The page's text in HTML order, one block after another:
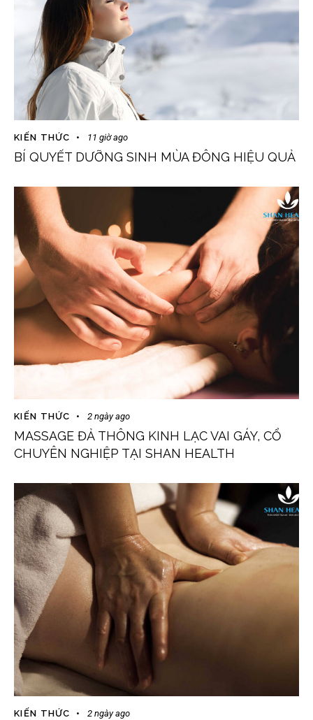
KIẾN THỨC 11 giờ ago
BÍ QUYẾT DƯỠNG SINH MÙA ĐÔNG HIỆU QUẢ
KIẾN THỨC 2 ngày ago
MASSAGE ĐẢ THÔNG KINH LẠC VAI GÁY, CỔ
CHUYÊN NGHIỆP TẠI SHAN HEALTH
KIẾN THỨC 2 ngày ago